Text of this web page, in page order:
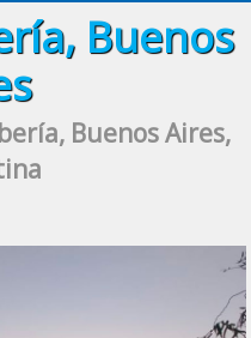
Buenos
Buenos Aires,